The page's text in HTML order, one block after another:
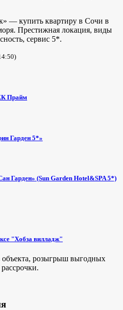
— купить квартиру в Сочи в
Престижная локация, виды
сервис 5*.
Прайм
Гарден 5*»
Гарден» (Sun Garden Hotel&SPA 5*)
"Хобза вилладж"
объекта, розыгрыш выгодных